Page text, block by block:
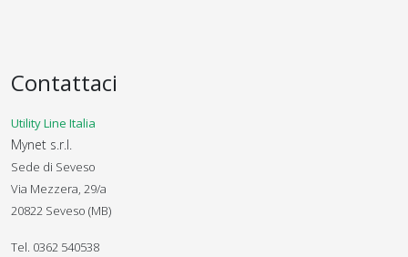
Contattaci
Utility Line Italia
Mynet s.r.l.
Sede di Seveso
Via Mezzera, 29/a
20822 Seveso (MB)
Tel. 0362 540538